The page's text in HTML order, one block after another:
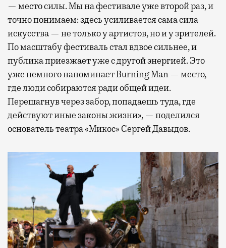
— место силы. Мы на фестивале уже второй раз, и
точно понимаем: здесь усиливается сама сила
искусства — не только у артистов, но и у зрителей.
По масштабу фестиваль стал вдвое сильнее, и
публика приезжает уже с другой энергией. Это
уже немного напоминает Burning Man — место,
где люди собираются ради общей идеи.
Перешагнув через забор, попадаешь туда, где
действуют иные законы жизни», — поделился
основатель театра «Микос» Сергей Давыдов.